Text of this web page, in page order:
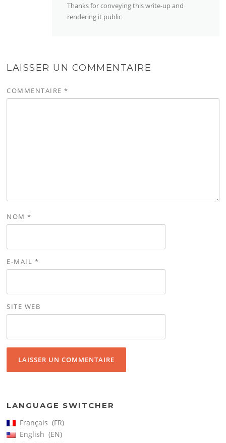
Thanks for conveying this write-up and
rendering it public
LAISSER UN COMMENTAIRE
COMMENTAIRE*
NOM*
E-MAIL *
SITE WEB
LANGUAGE SWITCHER
Français
FR
English
EN